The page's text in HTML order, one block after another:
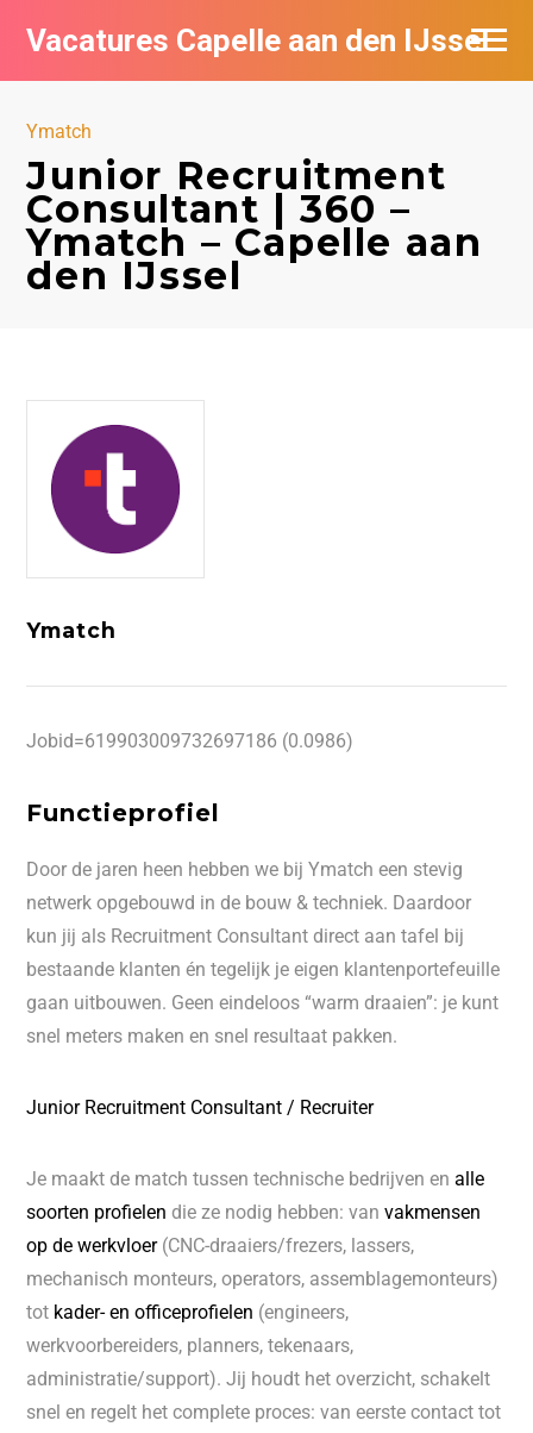
Vacatures Capelle aan den IJssel
Ymatch
Junior Recruitment
Consultant | 360 –
Ymatch – Capelle aan
den IJssel
Ymatch
Jobid=619903009732697186 (0.0986)
Functieprofiel
Door de jaren heen hebben we bij Ymatch een stevig
netwerk opgebouwd in de bouw & techniek. Daardoor
kun jij als Recruitment Consultant direct aan tafel bij
bestaande klanten én tegelijk je eigen klantenportefeuille
gaan uitbouwen. Geen eindeloos “warm draaien”: je kunt
snel meters maken en snel resultaat pakken.
Junior Recruitment Consultant / Recruiter
Je maakt de match tussen technische bedrijven enalle
soorten profielendie ze nodig hebben: vanvakmensen
op de werkvloer (CNC-draaiers/frezers, lassers,
mechanisch monteurs, operators, assemblagemonteurs)
tot kader- en officeprofielen (engineers,
werkvoorbereiders, planners, tekenaars,
administratie/support). Jij houdt het overzicht, schakelt
snel en regelt het complete proces: van eerste contact tot